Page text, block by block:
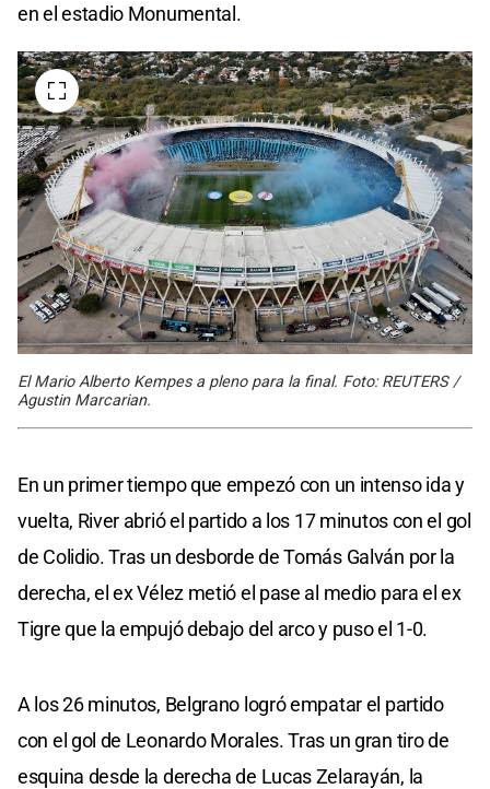
en el estadio Monumental.
El Mario Alberto Kempes a pleno para la final. Foto: REUTERS /
Agustin Marcarian.
En un primer tiempo que empezó con un intenso ida y
vuelta, River abrió el partido a los 17 minutos con el gol
de Colidio. Tras un desborde de Tomás Galván por la
derecha, el ex Vélez metió el pase al medio para el ex
Tigre que la empujó debajo del arco y puso el 1-0.
A los 26 minutos, Belgrano logró empatar el partido
con el gol de Leonardo Morales. Tras un gran tiro de
esquina desde la derecha de Lucas Zelarayán, la